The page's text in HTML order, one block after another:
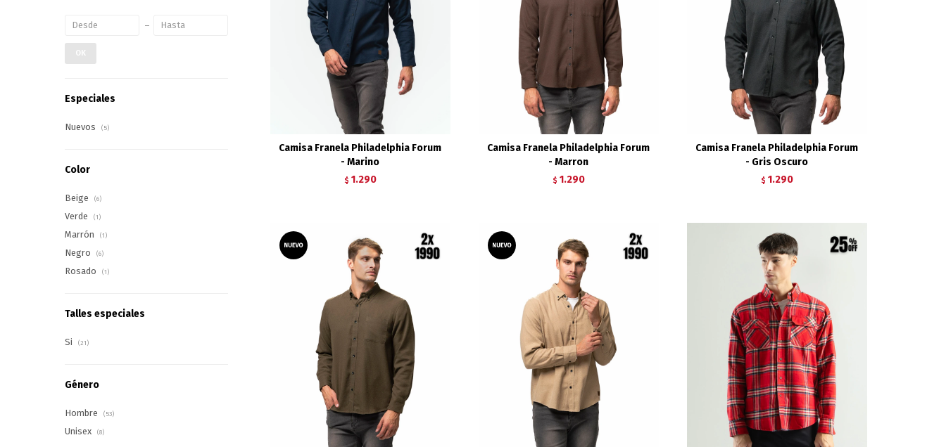
Camisa Franela Philadelphia Forum
- Marino
$ 1.290
Camisa Franela Philadelphia Forum
- Marron
$ 1.290
Camisa Franela Philadelphia Forum
- Gris Oscuro
$ 1.290
OK
Especiales
Nuevos (5)
Color
Beige (6)
Verde (1)
Marrón (1)
Negro (6)
Rosado (1)
Talles especiales
Si (21)
Género
Hombre (53)
Unisex (8)